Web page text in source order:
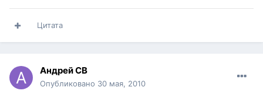
Цитата
Андрей СВ
Опубликовано 30 мая, 2010